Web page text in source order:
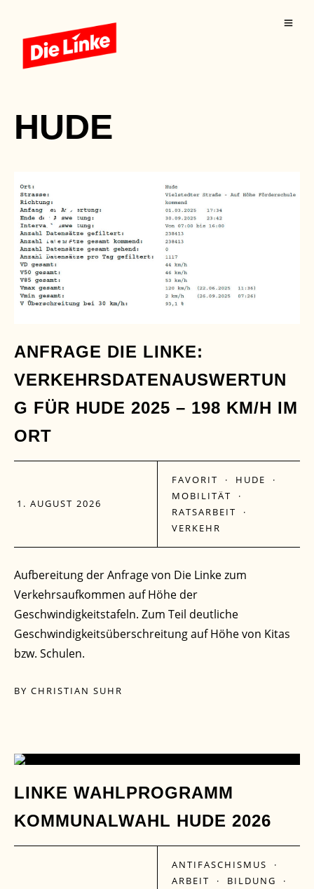
HUDE
01
AUG.
ANFRAGE DIE LINKE:
VERKEHRSDATENAUSWERTUN
G FÜR HUDE 2025 – 198 KM/H IM
ORT
1. AUGUST 2026
FAVORIT · HUDE ·
MOBILITÄT ·
RATSARBEIT ·
VERKEHR
Aufbereitung der Anfrage von Die Linke zum
Verkehrsaufkommen auf Höhe der
Geschwindigkeitstafeln. Zum Teil deutliche
Geschwindigkeitsüberschreitung auf Höhe von Kitas
bzw. Schulen.
BY CHRISTIAN SUHR
27
JULI
LINKE WAHLPROGRAMM
KOMMUNALWAHL HUDE 2026
ANTIFASCHISMUS ·
ARBEIT · BILDUNG ·